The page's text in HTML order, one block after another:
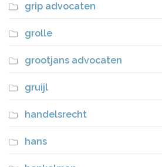
grip advocaten
grolle
grootjans advocaten
gruijl
handelsrecht
hans